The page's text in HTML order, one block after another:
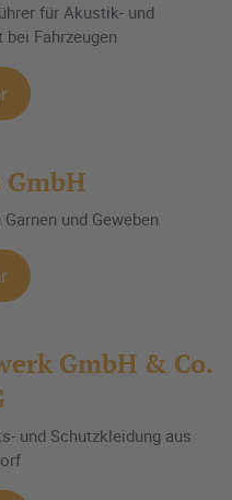
für Akustik- und
Fahrzeugen
und Geweben
GmbH & Co.
und Schutzkleidung aus